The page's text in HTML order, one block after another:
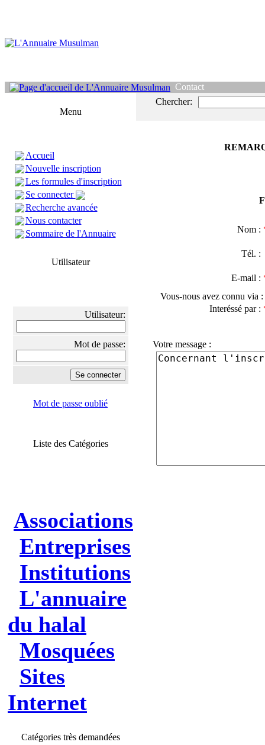
Contact
Menu
Accueil
Nouvelle inscription
Les formules d'inscription
Se connecter
Recherche avancée
Nous contacter
Sommaire de l'Annuaire
Utilisateur
Utilisateur:
Mot de passe:
Mot de passe oublié
Liste des Catégories
Associations
Entreprises
Institutions
L'annuaire
du halal
Mosquées
Sites
Internet
Catégories très demandées
Chercher:
Nom :
Tél.
E-mail :
Vous-nous avez connu via
Interéssé par :
Votre message :